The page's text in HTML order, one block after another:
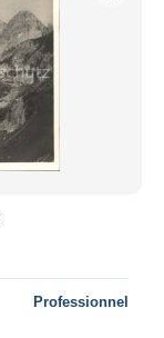
Professionnel